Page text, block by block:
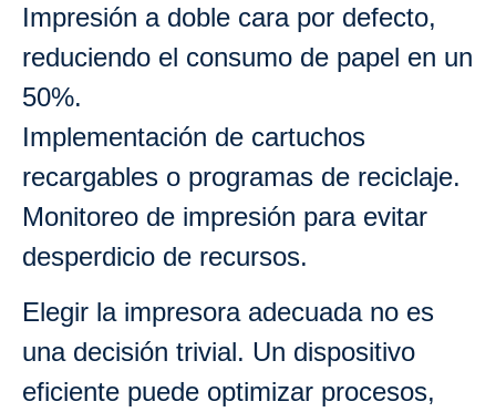
Impresión a doble cara por defecto,
reduciendo el consumo de papel en un
50%.
Implementación de cartuchos
recargables o programas de reciclaje.
Monitoreo de impresión para evitar
desperdicio de recursos.
Elegir la impresora adecuada no es
una decisión trivial. Un dispositivo
eficiente puede optimizar procesos,